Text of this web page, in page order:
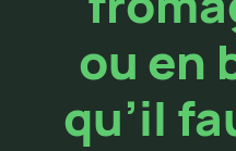
ou en
qu’il